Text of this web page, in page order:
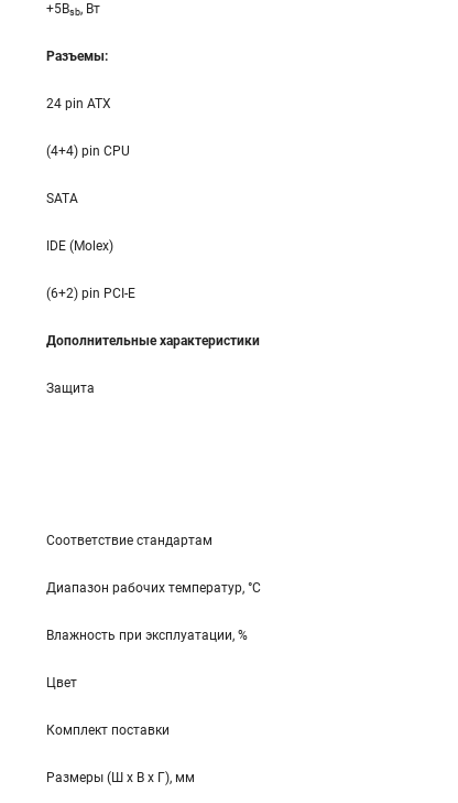
+5Bsb, Вт
Разъемы:
24 pin ATX
(4+4) pin CPU
SATA
IDE (Molex)
(6+2) pin PCI-E
Дополнительные характеристики
Защита
Соответствие стандартам
Диапазон рабочих температур, °С
Влажность при эксплуатации, %
Цвет
Комплект поставки
Размеры (Ш x В x Г), мм